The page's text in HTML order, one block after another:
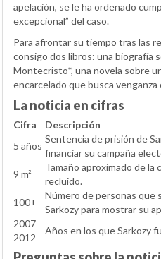
apelación, se le ha ordenado
excepcional” del caso.
Para afrontar su tiempo tras las
consigo dos libros: una biografía
Montecristo*, una novela sobre
encarcelado que busca
La noticia en cifras
Cifra
Descripción
5 años
Sentencia de prisión de
financiar su campaña
9 m²
Tamaño aproximado de la
recluido.
100+
Número de personas que
Sarkozy para mostrar su
2007-
2012
Años en los que Sarkozy